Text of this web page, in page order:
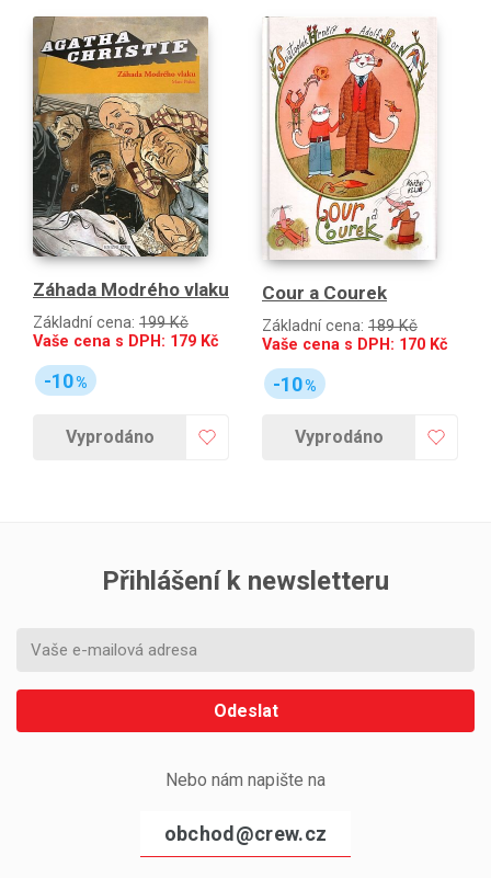
Záhada Modrého vlaku
Základní cena: 199 Kč
Vaše cena s DPH: 179 Kč
-10%
Vyprodáno
Cour a Courek
Základní cena: 189 Kč
Vaše cena s DPH: 170 Kč
-10%
Vyprodáno
Přihlášení k newsletteru
Odeslat
Nebo nám napište na
obchod@crew.cz